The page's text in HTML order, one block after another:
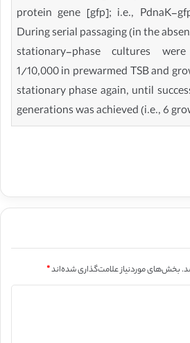
protein gene [gfp]; i.e., PdnaK-
During serial passaging (in the
stationary-phase cultures
1/10,000 in prewarmed TSB and
stationary phase again, until
generations was achieved (i.e., 6
بخش‌های موردنیاز علامت‌گذاری شده‌اند*